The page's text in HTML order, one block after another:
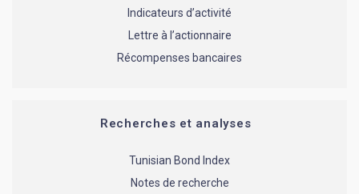
Indicateurs d’activité
Lettre à l’actionnaire
Récompenses bancaires
Recherches et analyses
Tunisian Bond Index
Notes de recherche